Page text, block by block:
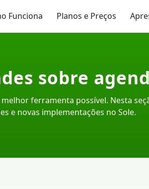
Funciona Planos e Preços
sobre
ferramenta possível. Nesta
e novas implementações no Sole.